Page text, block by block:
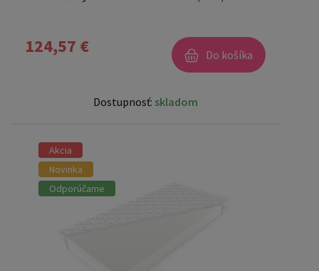
124,57 € Do košíka
Dostupnosť: skladom
Akcia
Novinka
Odporúčame